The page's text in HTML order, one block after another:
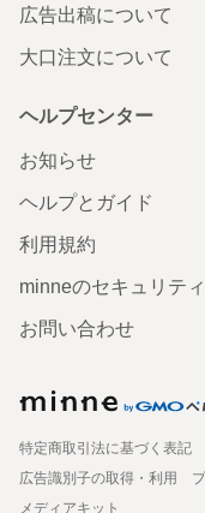
広告出稿について
大口注文について
ヘルプセンター
お知らせ
ヘルプとガイド
利用規約
minneのセキュリティ
お問い合わせ
特定商取引法に基づく表記
広告識別子の取得・利用
メディアキット